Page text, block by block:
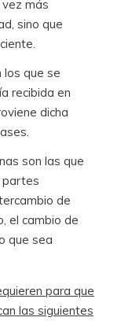
más
sino que
que se
recibida en
dicha
son las que
partes
de
el cambio de
que sea
para que
las siguientes